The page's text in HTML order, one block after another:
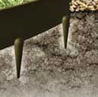
na hřbitově v
armády na hřbitově